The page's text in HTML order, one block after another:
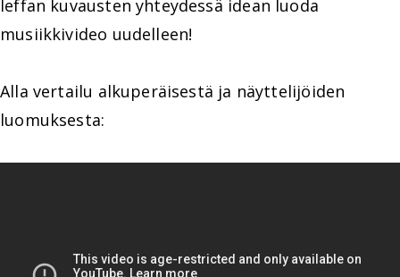
leffan kuvausten yhteydessä idean luoda
musiikkivideo uudelleen!
Alla vertailu alkuperäisestä ja näyttelijöiden
luomuksesta: